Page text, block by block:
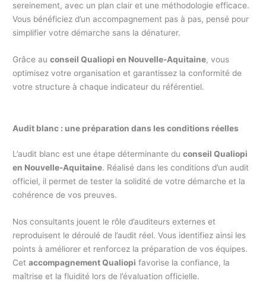
sereinement, avec un plan clair et une méthodologie efficace.
Vous bénéficiez d’un accompagnement pas à pas, pensé pour
simplifier votre démarche sans la dénaturer.
Grâce auconseil Qualiopi en Nouvelle-Aquitaine, vous
optimisez votre organisation et garantissez la conformité de
votre structure à chaque indicateur du référentiel.
Audit blanc : une préparation dans les conditions réelles
L’audit blanc est une étape déterminante duconseil Qualiopi
en Nouvelle-Aquitaine. Réalisé dans les conditions d’un audit
officiel, il permet de tester la solidité de votre démarche et la
cohérence de vos preuves.
Nos consultants jouent le rôle d’auditeurs externes et
reproduisent le déroulé de l’audit réel. Vous identifiez ainsi les
points à améliorer et renforcez la préparation de vos équipes.
Cetaccompagnement Qualiopi favorise la confiance, la
maîtrise et la fluidité lors de l’évaluation officielle.